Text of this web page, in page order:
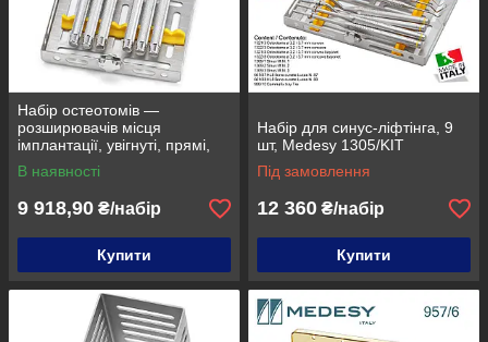
Набір остеотомів —
розширювачів місця
імплантації, увігнуті, прямі,
Medesy, 1300/KIT
В наявності
9 918,90 ₴/набір
Купити
Набір для синус-ліфтінга, 9
шт, Medesy 1305/KIT
Під замовлення
12 360 ₴/набір
Купити